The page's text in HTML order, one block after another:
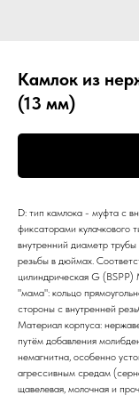
Камлок из
(13 мм)
D: тип камлока - муфта с
фиксаторами кулачкового
внутренний диаметр
резьбы в дюймах.
цилиндрическая G
"мама": кольцо
стороны с внутренней
Материал корпуса:
путём добавления
немагнитна, особенно
агрессивным средам
щавелевая, молочная и